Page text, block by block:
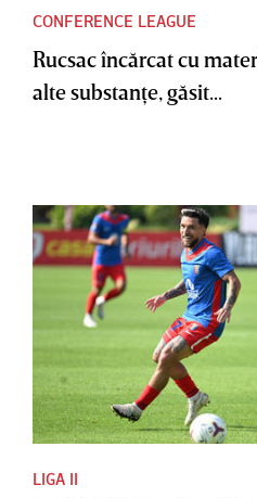
CONFERENCE LEAGUE
Rucsac încărcat cu
alte substanţe, găsit...
LIGA II